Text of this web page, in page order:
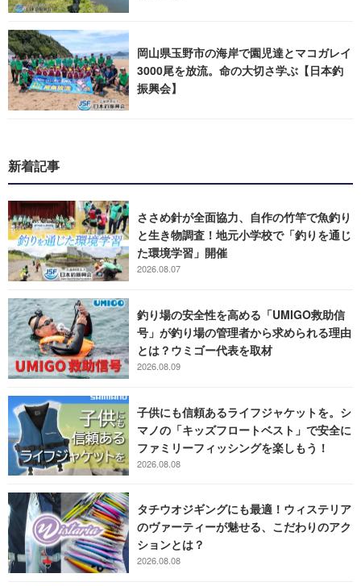
岡山県玉野市の海岸で園児達とマコガレイ
3000尾を放流。命の大切さ学ぶ【日本釣
振興会】
新着記事
ささめ針が全面協力、自作の竹竿で魚釣り
と生き物調査！地元小学校で「釣りを通じ
た環境学習」開催
2026.08.07
釣り場の安全性を高める「UMIGO救助信
号」が釣り場の管理者から求められる理由
とは？ウミゴー代表を取材
2026.08.09
子供にも信頼あるライフジャケットを。シ
マノの「キッズフロートベスト」で安全に
ファミリーフィッシングを楽しもう！
2026.08.08
タチウオジギングにも最適！ウィステリア
のヴァーティーが魅せる、こだわりのアク
ションとは？
2026.08.08